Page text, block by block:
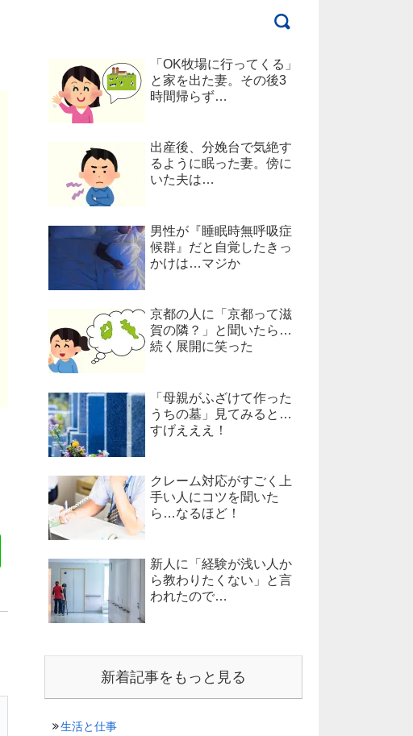
「OK牧場に行ってくる」
と家を出た妻。その後3
時間帰らず…
出産後、分娩台で気絶す
るように眠った妻。傍に
いた夫は…
男性が『睡眠時無呼吸症
候群』だと自覚したきっ
かけは…マジか
京都の人に「京都って滋
賀の隣？」と聞いたら…
続く展開に笑った
「母親がふざけて作った
うちの墓」見てみると…
すげえええ！
クレーム対応がすごく上
手い人にコツを聞いた
ら…なるほど！
新人に「経験が浅い人か
ら教わりたくない」と言
われたので…
新着記事をもっと見る
生活と仕事